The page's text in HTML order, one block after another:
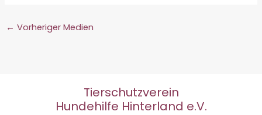
← Vorheriger Medien
Tierschutzverein
Hundehilfe Hinterland e.V.